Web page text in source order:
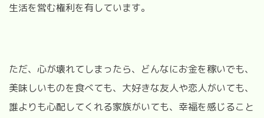
生活を営む権利を有しています。
ただ、心が壊れてしまったら、どんなにお金を稼いでも、
美味しいものを食べても、大好きな友人や恋人がいても、
誰よりも心配してくれる家族がいても、幸福を感じること